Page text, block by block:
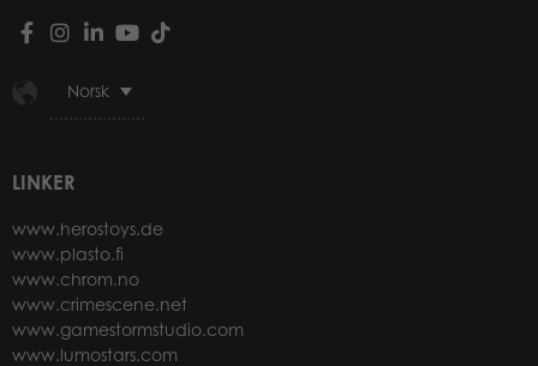
Norsk
LINKER
www.herostoys.de
www.plasto.fi
www.chrom.no
www.crimescene.net
www.gamestormstudio.com
www.lumostars.com